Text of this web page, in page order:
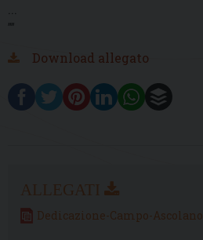
””
Download allegato
Dedicazione-Campo-Ascolano